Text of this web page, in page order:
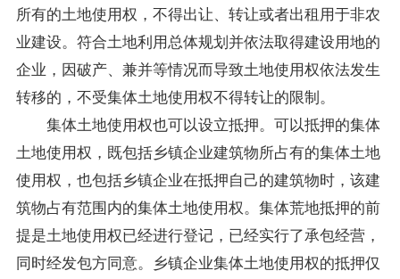
所有的土地使用权，不得出让、转让或者出租用于非农
业建设。符合土地利用总体规划并依法取得建设用地的
企业，因破产、兼并等情况而导致土地使用权依法发生
转移的，不受集体土地使用权不得转让的限制。
集体土地使用权也可以设立抵押。可以抵押的集体
土地使用权，既包括乡镇企业建筑物所占有的集体土地
使用权，也包括乡镇企业在抵押自己的建筑物时，该建
筑物占有范围内的集体土地使用权。集体荒地抵押的前
提是土地使用权已经进行登记，已经实行了承包经营，
同时经发包方同意。乡镇企业集体土地使用权的抵押仅